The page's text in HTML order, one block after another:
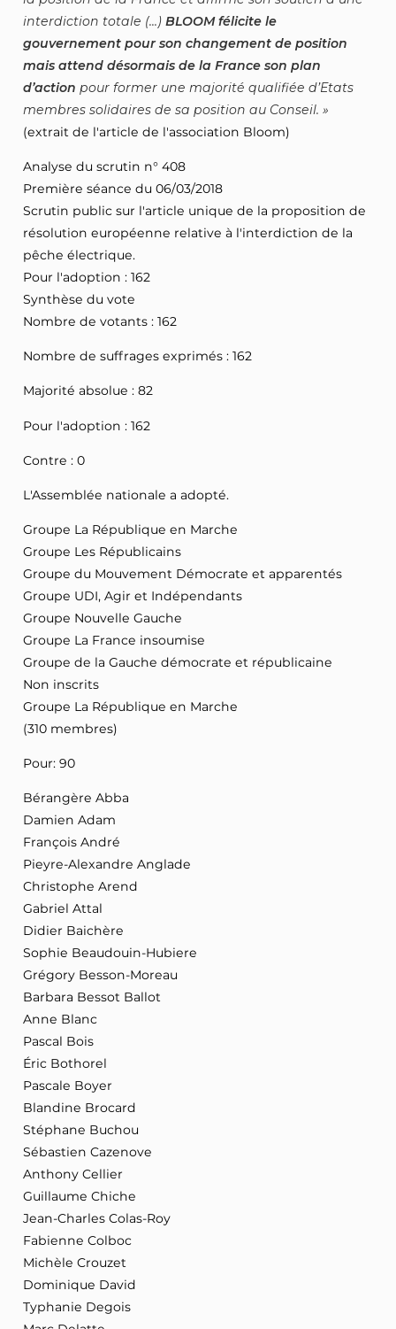
interdiction totale (...)BLOOM félicite le
gouvernement pour son changement de position
mais attend désormais de la France son plan
d’action pour former une majorité qualifiée d’Etats
membres solidaires de sa position au Conseil.
(extrait de l'article de l'association Bloom)
Analyse du scrutin n° 408
Première séance du 06/03/2018
Scrutin public sur l'article unique de la proposition de
résolution européenne relative à l'interdiction de la
pêche électrique.
Pour l'adoption : 162
Synthèse du vote
Nombre de votants : 162
Nombre de suffrages exprimés : 162
Majorité absolue : 82
Pour l'adoption : 162
Contre : 0
L'Assemblée nationale a adopté.
Groupe La République en Marche
Groupe Les Républicains
Groupe du Mouvement Démocrate et apparentés
Groupe UDI, Agir et Indépendants
Groupe Nouvelle Gauche
Groupe La France insoumise
Groupe de la Gauche démocrate et républicaine
Non inscrits
Groupe La République en Marche
(310 membres)
Pour: 90
Bérangère Abba
Damien Adam
François André
Pieyre-Alexandre Anglade
Christophe Arend
Gabriel Attal
Didier Baichère
Sophie Beaudouin-Hubiere
Grégory Besson-Moreau
Barbara Bessot Ballot
Anne Blanc
Pascal Bois
Éric Bothorel
Pascale Boyer
Blandine Brocard
Stéphane Buchou
Sébastien Cazenove
Anthony Cellier
Guillaume Chiche
Jean-Charles Colas-Roy
Fabienne Colboc
Michèle Crouzet
Dominique David
Typhanie Degois